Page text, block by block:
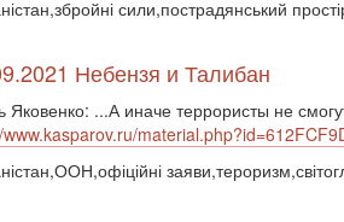
сили,пострадянський
Небензя и Талибан
Яковенко: ...А иначе террористы не